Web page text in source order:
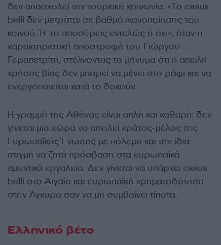
δεν απασχολεί την τουρκική κοινωνία. «Το casus
belli δεν μετράται σε βαθμό ικανοποίησης του
κοινού. Ή το αποσύρεις εντελώς ή όχι», ήταν η
χαρακτηριστική αποστροφή του Γιώργου
Γεραπετρίτη, στέλνοντας το μήνυμα ότι η απειλή
χρήσης βίας δεν μπορεί να μένει στο ράφι και να
ενεργοποιείται κατά το δοκούν.
Η γραμμή της Αθήνας είναι απλή και καθαρή: δεν
γίνεται μια χώρα να απειλεί κράτος-μέλος της
Ευρωπαϊκής Ένωσης με πόλεμο και την ίδια
στιγμή να ζητά πρόσβαση στα ευρωπαϊκά
αμυντικά εργαλεία. Δεν γίνεται να υπάρχει casus
belli στο Αιγαίο και ευρωπαϊκή χρηματοδότηση
στην Άγκυρα σαν να μη συμβαίνει τίποτα.
Ελληνικό βέτο